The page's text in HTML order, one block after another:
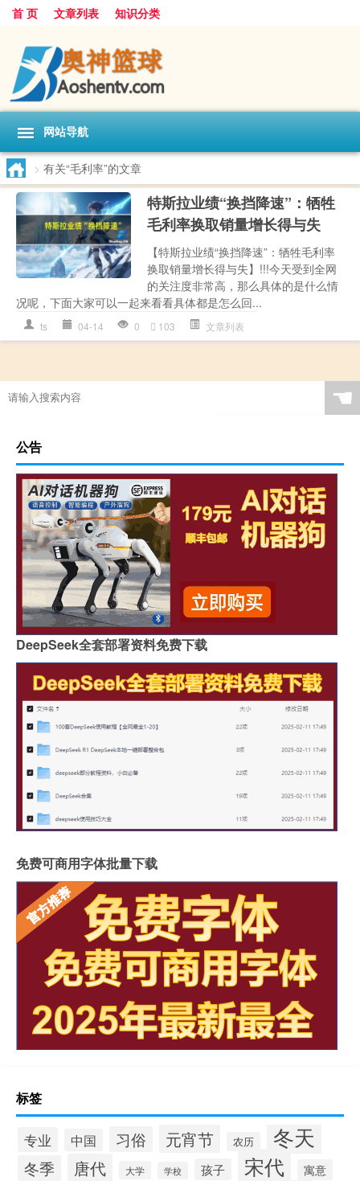
首 页 文章列表 知识分类
网站导航
> 有关“毛利率”的文章
特斯拉业绩“换挡降速”：牺牲
毛利率换取销量增长得与失
【特斯拉业绩“换挡降速”：牺牲毛利率
换取销量增长得与失】!!!今天受到全网
的关注度非常高，那么具体的是什么情
况呢，下面大家可以一起来看看具体都是怎么回...
ts 04-14 0 103 文章列表
☚
公告
DeepSeek全套部署资料免费下载
免费可商用字体批量下载
标签
专业 中国 习俗 元宵节 农历 冬天
冬季 唐代 大学 学校 孩子 宋代 寓意